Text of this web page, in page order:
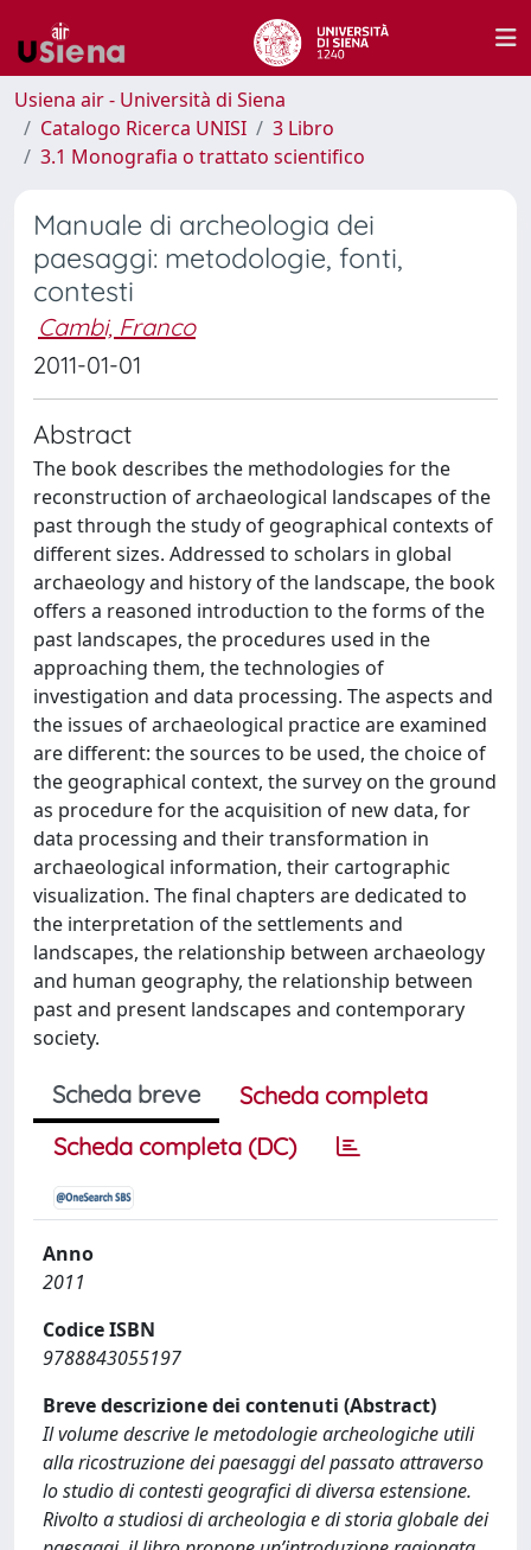
Usiena air - Università di Siena
Catalogo Ricerca UNISI
3 Libro
3.1 Monografia o trattato scientifico
Manuale di archeologia dei
paesaggi: metodologie, fonti,
contesti
Cambi, Franco
2011-01-01
Abstract
The book describes the methodologies for the
reconstruction of archaeological landscapes of the
past through the study of geographical contexts of
different sizes. Addressed to scholars in global
archaeology and history of the landscape, the book
offers a reasoned introduction to the forms of the
past landscapes, the procedures used in the
approaching them, the technologies of
investigation and data processing. The aspects and
the issues of archaeological practice are examined
are different: the sources to be used, the choice of
the geographical context, the survey on the ground
as procedure for the acquisition of new data, for
data processing and their transformation in
archaeological information, their cartographic
visualization. The final chapters are dedicated to
the interpretation of the settlements and
landscapes, the relationship between archaeology
and human geography, the relationship between
past and present landscapes and contemporary
society.
Scheda breve
Scheda completa
Scheda completa (DC)
Anno
2011
Codice ISBN
9788843055197
Breve descrizione dei contenuti (Abstract)
Il volume descrive le metodologie archeologiche utili
alla ricostruzione dei paesaggi del passato attraverso
lo studio di contesti geografici di diversa estensione.
Rivolto a studiosi di archeologia e di storia globale dei